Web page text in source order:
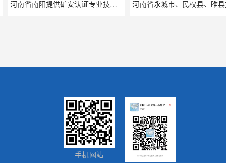
河南省南阳提供矿安认证专业技术服务值得信赖的咨询专家
江夏区提供矿安认证代理服务让您贴心顺心的专业代理机构
手机网站